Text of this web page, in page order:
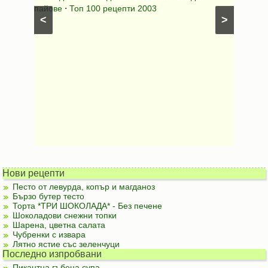
>
<
пайове ⋅ Топ 100 рецепти 2003
Нови рецепти
Песто от левурда, копър и магданоз
Бързо бутер тесто
Торта *ТРИ ШОКОЛАДА* - Без печене
Шоколадови снежни топки
Шарена, цветна салата
Чубренки с извара
Лятно ястие със зеленчуци
Последно изпробвани